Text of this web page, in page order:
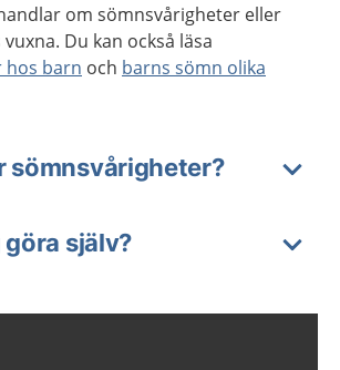
om sömnsvårigheter eller
Du kan också läsa
hos barn och barns sömn olika
sömnsvårigheter?
göra själv?